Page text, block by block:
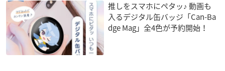
推しをスマホにペタッ♪ 動画も
入るデジタル缶バッジ「Can-Ba
dge Mag」全4色が予約開始！